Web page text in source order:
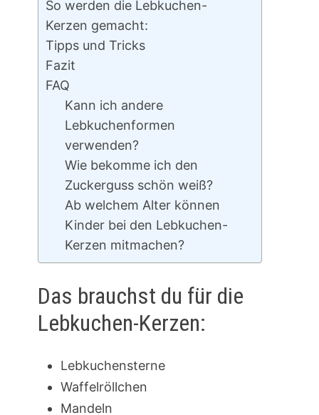
So werden die Lebkuchen-
Kerzen gemacht:
Tipps und Tricks
Fazit
FAQ
Kann ich andere
Lebkuchenformen
verwenden?
Wie bekomme ich den
Zuckerguss schön weiß?
Ab welchem Alter können
Kinder bei den Lebkuchen-
Kerzen mitmachen?
Das brauchst du für die
Lebkuchen-Kerzen:
Lebkuchensterne
Waffelröllchen
Mandeln